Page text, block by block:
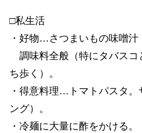
□私生活
・好物…さつまいもの味噌汁
調味料全般（特にタバスコ
ち歩く）。
・得意料理…トマトパスタ
ング）。
・冷麺に大量に酢をかける。